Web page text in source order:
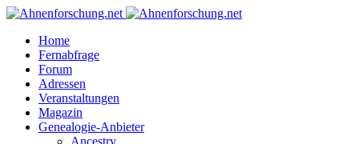
Home
Fernabfrage
Forum
Adressen
Veranstaltungen
Magazin
Genealogie-Anbieter
Ancestry